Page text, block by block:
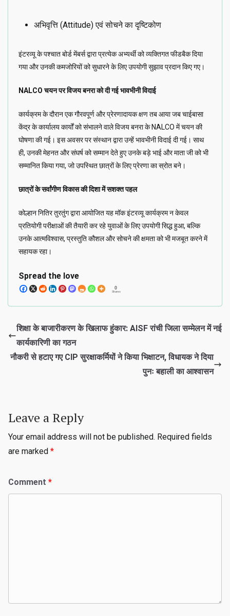
अभिवृत्ति (Attitude) एवं सोचने का दृष्टिकोण
इंटरव्यू के पश्चात बोर्ड मेंबर्स द्वारा प्रत्येक अभ्यर्थी को व्यक्तिगत फीडबैक दिया
गया और उनकी कमजोरियों को सुधारने के लिए उपयोगी सुझाव प्रदान किए गए।
NALCO चयन पर विजय बनरा को दी गई भावभीनी विदाई
कार्यक्रम के दौरान एक गौरवपूर्ण और प्रेरणादायक क्षण तब आया जब चाईबासा
केंद्र के कार्यालय कार्यों को संभालने वाले विजय बनरा के NALCO में चयन की
घोषणा की गई। इस अवसर पर संस्थान द्वारा उन्हें भावभीनी विदाई दी गई। साथ
ही, उनकी मेहनत और संघर्ष को सम्मान देते हुए उनके बड़े भाई और माता जी को भी
सम्मानित किया गया, जो उपस्थित छात्रों के लिए प्रेरणा का स्रोत बने।
छात्रों के सर्वांगीण विकास की दिशा में सशक्त पहल
कोल्हान नितिर तुरतुंग द्वारा आयोजित यह मॉक इंटरव्यू कार्यक्रम न केवल
प्रतियोगी परीक्षाओं की तैयारी कर रहे युवाओं के लिए उपयोगी सिद्ध हुआ, बल्कि
उनके आत्मविश्वास, प्रस्तुति कौशल और सोचने की क्षमता को भी मजबूत करने में
सहायक रहा।
Spread the love
0
Shares
शिक्षा के बाजारीकरण के खिलाफ हुंकार: AISF रांची जिला सम्मेलन में नई
कार्यकारिणी का गठन
नौकरी से हटाए गए CIP सुरक्षाकर्मियों ने किया भिक्षाटन, विधायक ने दिया
पुनः बहाली का आश्वासन
Leave a Reply
Your email address will not be published. Required fields
are marked *
Comment *